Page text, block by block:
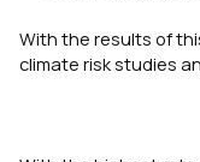
With the results of
climate risk studies